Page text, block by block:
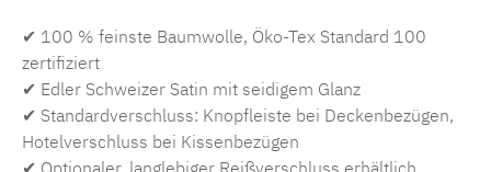
✔ 100 % feinste Baumwolle, Öko-Tex Standard 100
zertifiziert
✔ Edler Schweizer Satin mit seidigem Glanz
✔ Standardverschluss: Knopfleiste bei Deckenbezügen,
Hotelverschluss bei Kissenbezügen
✔ Optionaler, langlebiger Reißverschluss erhältlich